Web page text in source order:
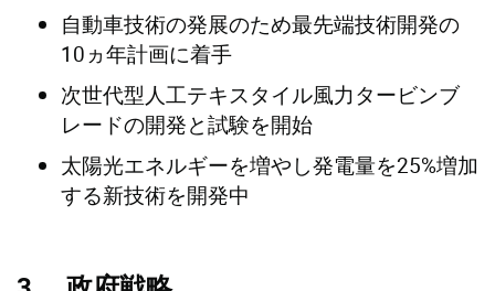
自動車技術の発展のため最先端技術開発の
10ヵ年計画に着手
次世代型人工テキスタイル風力タービンブ
レードの開発と試験を開始
太陽光エネルギーを増やし発電量を25%増加
する新技術を開発中